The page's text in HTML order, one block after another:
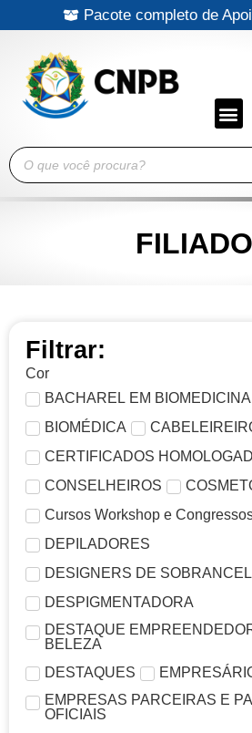
Pacote completo de
Filtrar:
Cor
BACHAREL EM BIOMEDICINA
BIOMÉDICA
CERTIFICADOS
CONSELHEIROS
Cursos Workshop e
DEPILADORES
DESIGNERS DE
DESPIGMENTADORA
DESTAQUE
BELEZA
DESTAQUES
EMPRESAS PARCEIRAS E
OFICIAIS